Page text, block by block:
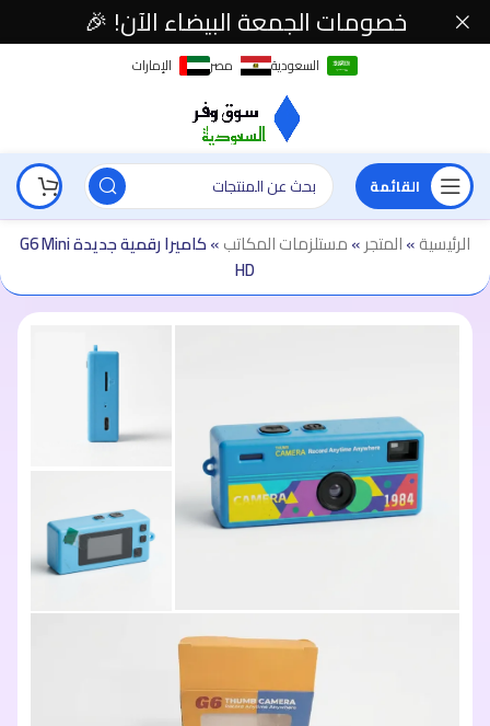
السعودية مصر الإمارات
القائمة
الرئيسية»المتجر»مستلزمات المكاتب»
كاميرا رقمية جديدة G6 Mini
HD
خصومات الجمعة البيضاء الآن! 🎉